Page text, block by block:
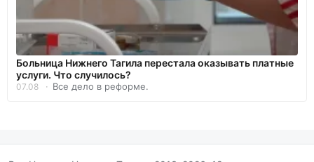
Больница Нижнего Тагила перестала оказывать платные
услуги. Что случилось?
07.08 Все дело в реформе.